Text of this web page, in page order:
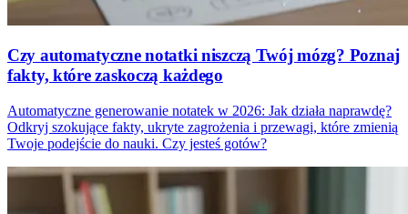
Czy automatyczne notatki niszczą Twój mózg? Poznaj
fakty, które zaskoczą każdego
Automatyczne generowanie notatek w 2026: Jak działa naprawdę?
Odkryj szokujące fakty, ukryte zagrożenia i przewagi, które zmienią
Twoje podejście do nauki. Czy jesteś gotów?